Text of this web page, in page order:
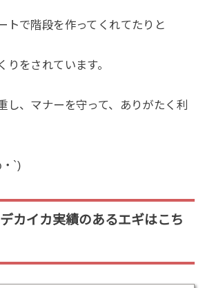
トで階段を作ってくれてたりと
をされています。
し、マナーを守って、ありがたく利
`)
カイカ実績のあるエギはこち